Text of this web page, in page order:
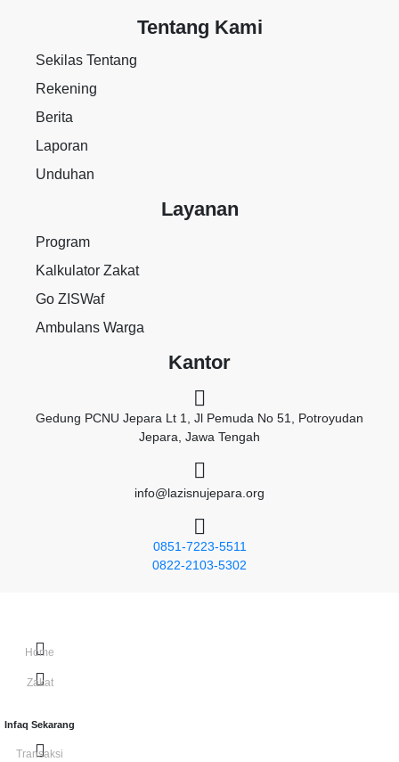
Tentang Kami
Sekilas Tentang
Rekening
Berita
Laporan
Unduhan
Layanan
Program
Kalkulator Zakat
Go ZISWaf
Ambulans Warga
Kantor
Gedung PCNU Jepara Lt 1, Jl Pemuda No 51, Potroyudan
Jepara, Jawa Tengah
info@lazisnujepara.org
0851-7223-5511
0822-2103-5302
Home
Zakat
Infaq Sekarang
Transaksi